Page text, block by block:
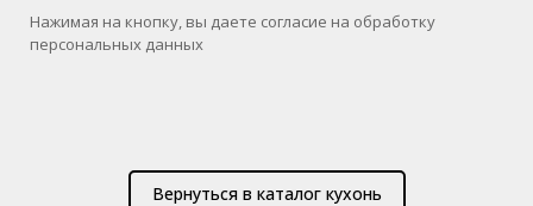
Нажимая на кнопку, вы даете согласие на обработку
персональных данных
Вернуться в каталог кухонь